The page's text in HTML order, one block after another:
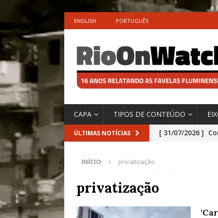
ENGLISH PORTUGUÊS
CAPA TIPOS DE CONTEÚDO
ÚLTIMAS NOTÍCIAS [ 31/07/2026 ]
Especial do
INÍCIO privatização
privatização